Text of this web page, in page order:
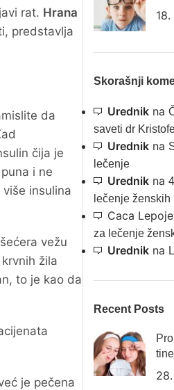
Skorašnji
Urednikna
saveti dr
Urednikna
lečenje
Urednikna
lečenje
Caca
za lečenje
Urednikna
Recent Posts
rat. Hrana
predstavlja
da
čija je
i ne
insulina
vežu
žila
to je kao da
je pečena